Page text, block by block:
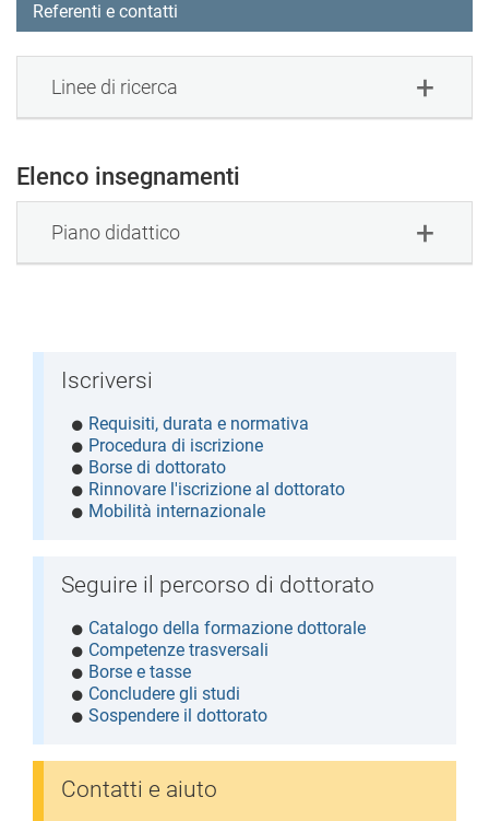
Referenti e contatti
Linee di ricerca
Elenco insegnamenti
Piano didattico
Iscriversi
Requisiti, durata e normativa
Procedura di iscrizione
Borse di dottorato
Rinnovare l'iscrizione al dottorato
Mobilità internazionale
Seguire il percorso di dottorato
Catalogo della formazione dottorale
Competenze trasversali
Borse e tasse
Concludere gli studi
Sospendere il dottorato
Contatti e aiuto